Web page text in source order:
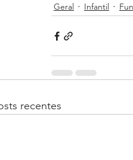
Geral Infantil
recentes